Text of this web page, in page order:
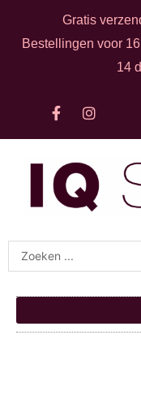
Ga naar de inhoud
Gratis
Bestellingen voor
14
F
a
b
o
o
k
f
I
n
a
g
a
Search ...